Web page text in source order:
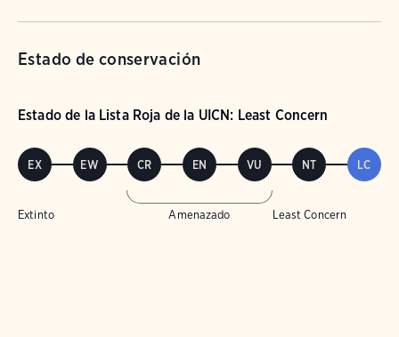
Estado de conservación
Estado de la Lista Roja de la UICN: Least Concern
EX EW CR EN VU NT LC
Extinto Amenazado Least Concern